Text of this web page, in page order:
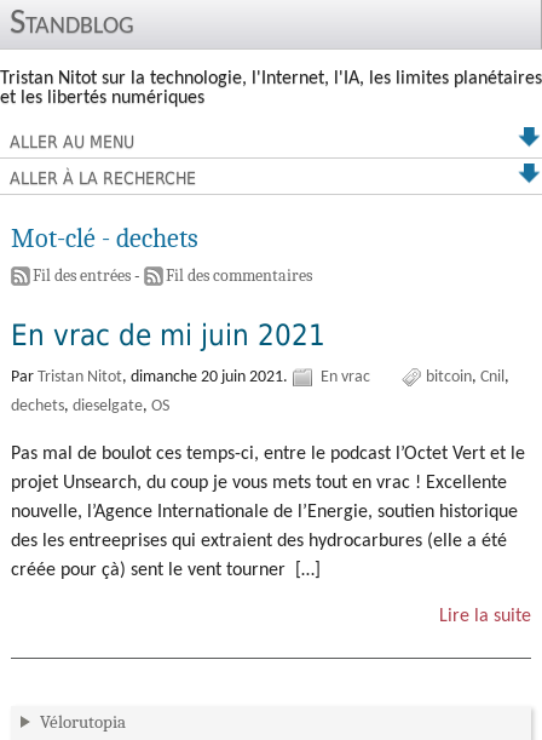
Standblog
Tristan Nitot sur la technologie, l'Internet, l'IA, les limites planétaires
et les libertés numériques
ALLER AU MENU
ALLER À LA RECHERCHE
Mot-clé - dechets
Fil des entrées- Fil des commentaires
En vrac de mi juin 2021
Par Tristan Nitot, dimanche 20 juin 2021. En vrac bitcoin Cnil
dechets dieselgate OS
Pas mal de boulot ces temps-ci, entre le podcast l’Octet Vert et le
projet Unsearch, du coup je vous mets tout en vrac ! Excellente
nouvelle, l’Agence Internationale de l’Energie, soutien historique
des les entreeprises qui extraient des hydrocarbures (elle a été
créée pour çà) sent le vent tourner […]
Lire la suite
Vélorutopia